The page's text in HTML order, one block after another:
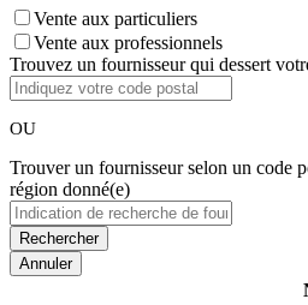
Vente aux particuliers
Vente aux professionnels
Trouvez un fournisseur qui dessert
OU
Trouver un fournisseur selon un code
région donné(e)
Annuler